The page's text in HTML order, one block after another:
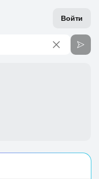
Войти